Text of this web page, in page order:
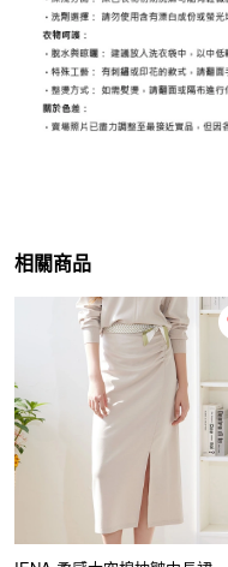
相關商品